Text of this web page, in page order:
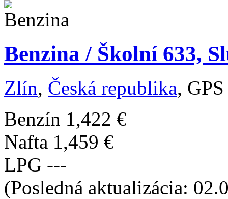
Benzina / Školní 633,
Zlín, Česká republika,
Benzín 1,422 €
Nafta 1,459 €
LPG ---
(Posledná aktualizácia: